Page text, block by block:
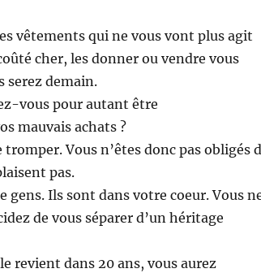
vêtements qui ne vous vont plus agit
cher, les donner ou vendre vous
serez demain.
vous pour autant être
mauvais achats ?
Vous n’êtes donc pas obligés
pas.
gens. Ils sont dans votre coeur. Vous
de vous séparer d’un héritage
revient dans 20 ans, vous aurez